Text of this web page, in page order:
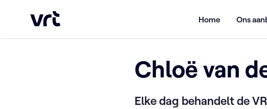
VRT (home)
Home Ons
Home / Over ons Klachtenrapport
Chloë van
Elke dag behandelt de